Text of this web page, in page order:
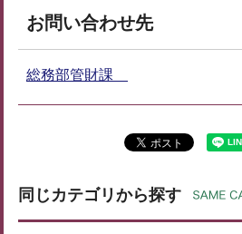
お問い合わせ先
総務部管財課
同じカテゴリから探す